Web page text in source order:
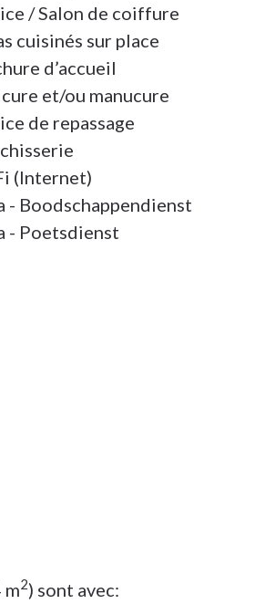
/ Salon de coiffure
cuisinés sur place
d’accueil
et/ou manucure
de repassage
(Internet)
- Boodschappendienst
- Poetsdienst
m2) sont avec: